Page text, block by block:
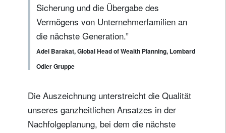
Sicherung und die Übergabe des
Vermögens von Unternehmerfamilien an
die nächste Generation.”
Adel Barakat, Global Head of Wealth Planning, Lombard
Odier Gruppe
Die Auszeichnung unterstreicht die Qualität
unseres ganzheitlichen Ansatzes in der
Nachfolgeplanung, bei dem die nächste